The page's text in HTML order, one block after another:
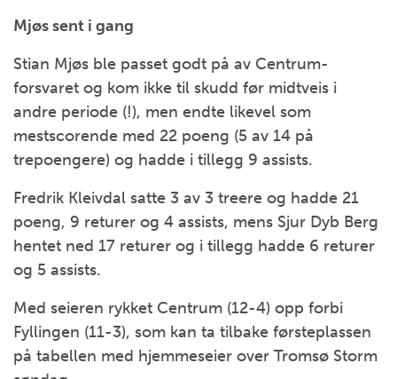
Mjøs sent i gang
Stian Mjøs ble passet godt på av Centrum-
forsvaret og kom ikke til skudd før midtveis i
andre periode (!), men endte likevel som
mestscorende med 22 poeng (5 av 14 på
trepoengere) og hadde i tillegg 9 assists.
Fredrik Kleivdal satte 3 av 3 treere og hadde 21
poeng, 9 returer og 4 assists, mens Sjur Dyb Berg
hentet ned 17 returer og i tillegg hadde 6 returer
og 5 assists.
Med seieren rykket Centrum (12-4) opp forbi
Fyllingen (11-3), som kan ta tilbake førsteplassen
på tabellen med hjemmeseier over Tromsø Storm